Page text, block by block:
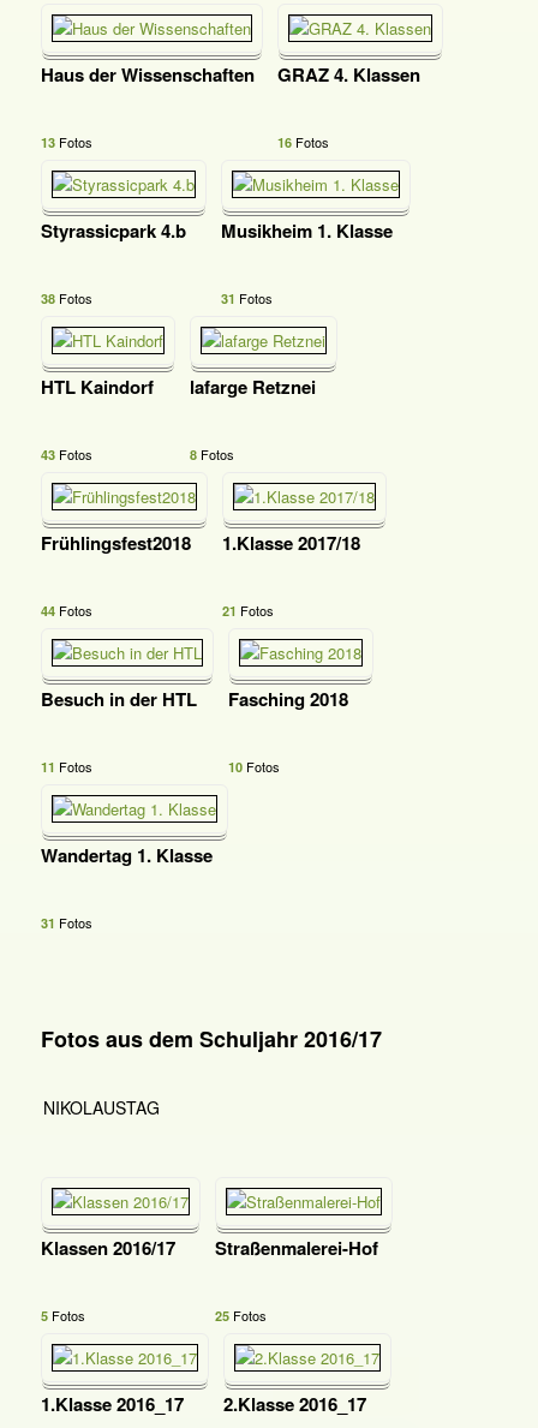
Haus der Wissenschaften
13Fotos
GRAZ 4. Klassen
16Fotos
Styrassicpark 4.b
38Fotos
Musikheim 1. Klasse
31 Fotos
HTL Kaindorf
43Fotos
lafarge Retznei
8Fotos
Frühlingsfest2018
44Fotos
1.Klasse 2017/18
21 Fotos
Besuch in der HTL
11 Fotos
Fasching 2018
10Fotos
Wandertag 1. Klasse
31 Fotos
Fotos aus dem Schuljahr 2016/17
NIKOLAUSTAG
Klassen 2016/17
5Fotos
Straßenmalerei-Hof
25Fotos
1.Klasse 2016_17 2.Klasse 2016_17